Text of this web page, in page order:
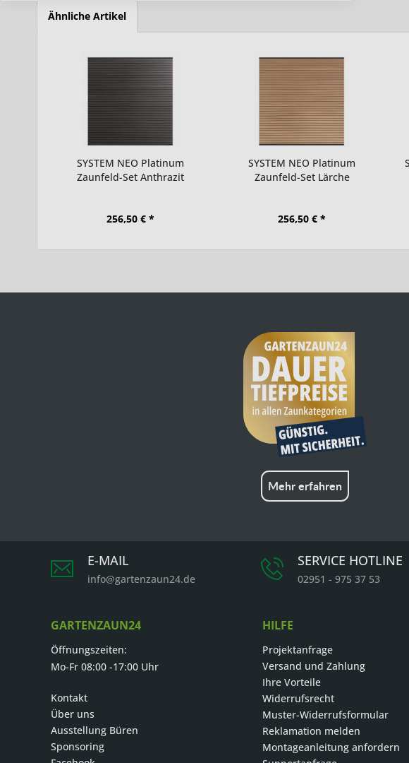
Ähnliche Artikel
SYSTEM NEO Platinum
Zaunfeld-Set Anthrazit
256,50 € *
SYSTEM NEO Platinum
Zaunfeld-Set Lärche
256,50 € *
Mehr erfahren
E-MAIL
info@gartenzaun24.de
SERVICE HOTLINE
02951 - 975 37 53
GARTENZAUN24
Öffnungszeiten:
Mo-Fr 08:00 -17:00 Uhr
Kontakt
Über uns
Ausstellung Büren
Sponsoring
HILFE
Projektanfrage
Versand und Zahlung
Ihre Vorteile
Widerrufsrecht
Muster-Widerrufsformular
Reklamation melden
Montageanleitung anfordern